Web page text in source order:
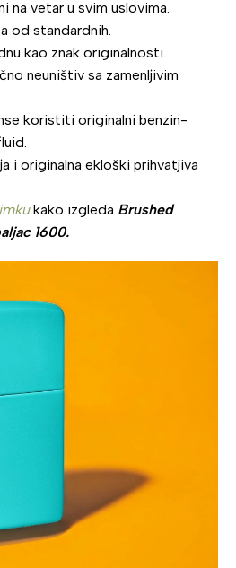
na vetar u svim uslovima.
od standardnih.
kao znak originalnosti.
neuništiv sa zamenljivim
koristiti originalni benzin-
i originalna ekloški prihvatjiva
kako izgleda Brushed
1600.